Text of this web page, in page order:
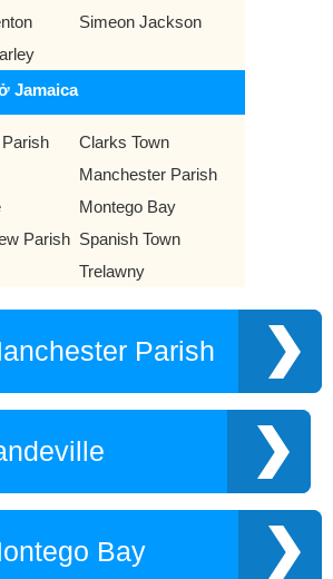
Simeon Jackson
Jamaica
Clarks Town
Manchester Parish
Montego Bay
Parish Spanish Town
Trelawny
Parish
Bay